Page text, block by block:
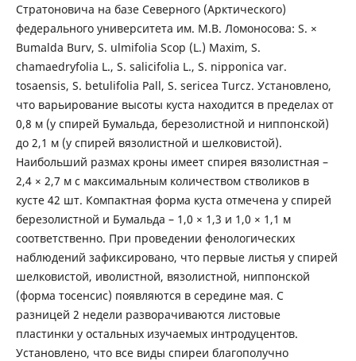
Стратоновича на базе Северного (Арктического)
федерального университета им. М.В. Ломоносова: S. ×
Bumalda Burv, S. ulmifolia Scop (L.) Maxim, S.
chamaedryfolia L., S. salicifolia L., S. nipponica var.
tosaensis, S. betulifolia Pall, S. sericea Turcz. Установлено,
что варьирование высоты куста находится в пределах от
0,8 м (у спирей Бумальда, березолистной и ниппонской)
до 2,1 м (у спирей вязолистной и шелковистой).
Наибольший размах кроны имеет спирея вязолистная –
2,4 × 2,7 м с максимальным количеством стволиков в
кусте 42 шт. Компактная форма куста отмечена у спирей
березолистной и Бумальда – 1,0 × 1,3 и 1,0 × 1,1 м
соответственно. При проведении фенологических
наблюдений зафиксировано, что первые листья у спирей
шелковистой, иволистной, вязолистной, ниппонской
(форма тосенсис) появляются в середине мая. С
разницей 2 недели разворачиваются листовые
пластинки у остальных изучаемых интродуцентов.
Установлено, что все виды спиреи благополучно